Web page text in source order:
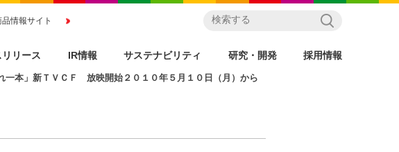
品情報サイト
リース IR情報 サステナビリティ 研究・開発 採用情報
一本」新ＴＶＣＦ 放映開始２０１０年５月１０日（月）から